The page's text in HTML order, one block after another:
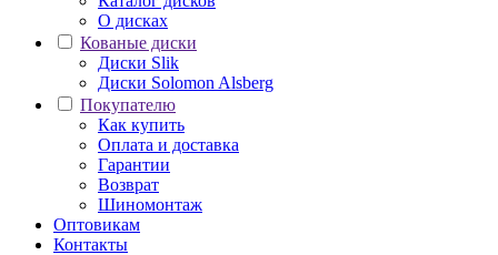
О дисках
Кованые диски
Диски Slik
Диски Solomon Alsberg
Покупателю
Как купить
Оплата и доставка
Гарантии
Возврат
Шиномонтаж
Оптовикам
Контакты